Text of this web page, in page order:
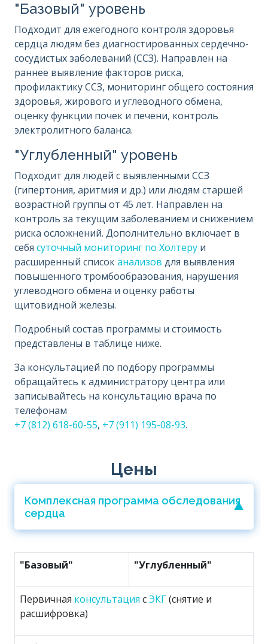
"Базовый" уровень
Подходит для ежегодного контроля здоровья
сердца людям без диагностированных сердечно-
сосудистых заболеваний (ССЗ). Направлен на
раннее выявление факторов риска,
профилактику ССЗ, мониторинг общего состояния
здоровья, жирового и углеводного обмена,
оценку функции почек и печени, контроль
электролитного баланса.
"Углубленный" уровень
Подходит для людей с выявленными ССЗ
(гипертония, аритмия и др.) или людям старшей
возрастной группы от 45 лет. Направлен на
контроль за текущим заболеванием и снижением
риска осложнений. Дополнительно включает в
себя суточный мониторинг по Холтеру и
расширенный списоканализов для выявления
повышенного тромбообразования, нарушения
углеводного обмена и оценку работы
щитовидной железы.
Подробный состав программы и стоимость
представлены в таблице ниже.
За консультацией по подбору программы
обращайтесь к администратору центра или
записывайтесь на консультацию врача по
телефонам
+7 (812) 618-60-55, +7 (911) 195-08-93.
Цены
Комплексная программа обследования
сердца
"Базовый" "Углубленный"
Первичная консультация сЭКГ(снятие и
расшифровка)